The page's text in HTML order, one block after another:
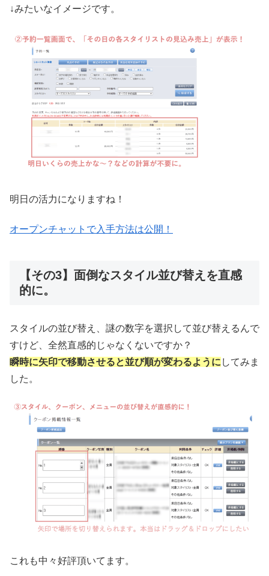
↓みたいなイメージです。
明日の活力になりますね！
オープンチャットで入手方法は公開！
【その3】面倒なスタイル並び替えを直感
的に。
スタイルの並び替え、謎の数字を選択して並び替えるんで
すけど、全然直感的じゃなくないですか？
瞬時に矢印で移動させると並び順が変わるように してみま
した。
これも中々好評頂いてます。